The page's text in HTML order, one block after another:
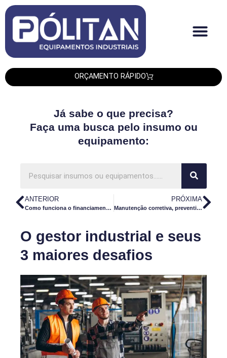
ORÇAMENTO RÁPIDO
Já sabe o que precisa?
Faça uma busca pelo insumo ou
equipamento:
ANTERIOR
Como funciona o financiamento de máquinas e equipamentos
PRÓXIMA
Manutenção corretiva, preventiva e preditiva: qual a diferença?
O gestor industrial e seus
3 maiores desafios